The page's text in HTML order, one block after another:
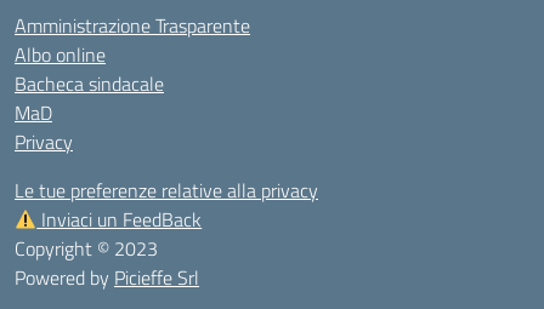
Amministrazione Trasparente
Albo online
Bacheca sindacale
MaD
Privacy
Le tue preferenze relative alla privacy
Inviaci un FeedBack
Copyright © 2023
Powered by Picieffe Srl